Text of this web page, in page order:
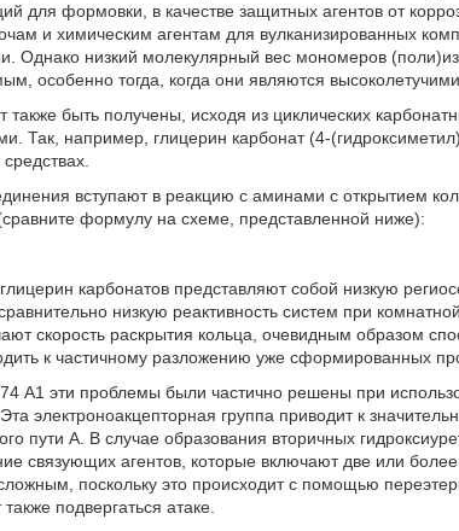
для формовки, в качестве защитных агентов от
и химическим агентам для вулканизированных
Однако низкий молекулярный вес мономеров
особенно тогда, когда они являются
быть получены, исходя из циклических
Так, например, глицерин карбонат (4-
вступают в реакцию с аминами с открытием
формулу на схеме, представленной ниже):
карбонатов представляют собой низкую
низкую реактивность систем при
скорость раскрытия кольца, очевидным образом
к частичному разложению уже сформированных
А1 эти проблемы были частично решены при
электроноакцепторная группа приводит к
пути А. В случае образования вторичных
связующих агентов, которые включают две или
поскольку это происходит с помощью
подвергаться атаке.